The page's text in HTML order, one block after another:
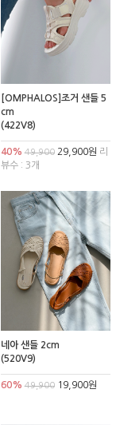
[OMPHALOS]조거 샌들 5
cm
(422V8)
40% 49,90029,900원 리
뷰수 : 3개
네아 샌들 2cm
(520V9)
60% 49,90019,900원